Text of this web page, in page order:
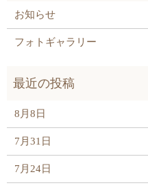
お知らせ
フォトギャラリー
8月8日
7月31日
7月24日